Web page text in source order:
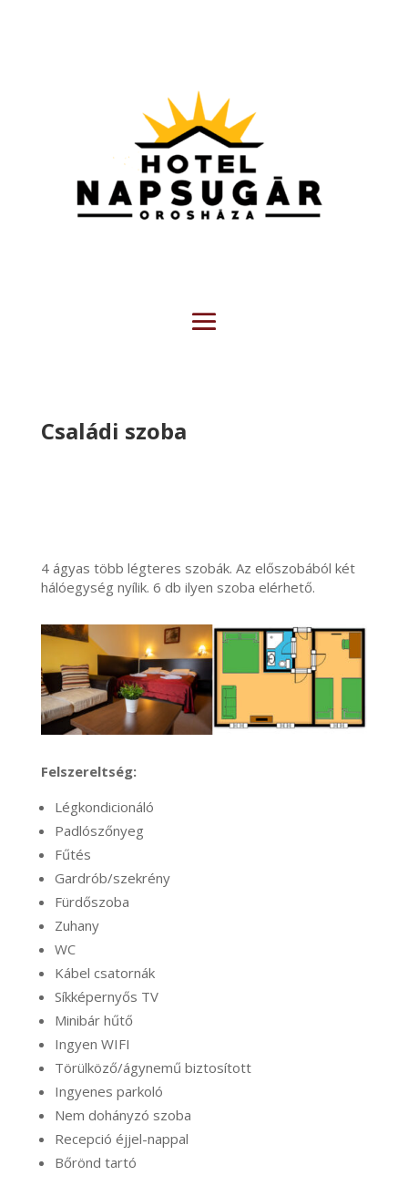
Családi szoba
4 ágyas több légteres szobák. Az előszobából két
hálóegység nyílik. 6 db ilyen szoba elérhető.
Felszereltség:
Légkondicionáló
Padlószőnyeg
Fűtés
Gardrób/szekrény
Fürdőszoba
Zuhany
WC
Kábel csatornák
Síkképernyős TV
Minibár hűtő
Ingyen WIFI
Törülköző/ágynemű biztosított
Ingyenes parkoló
Nem dohányzó szoba
Recepció éjjel-nappal
Bőrönd tartó